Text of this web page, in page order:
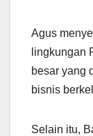
Agus
lingkungan
besar yang
bisnis
Selain itu,